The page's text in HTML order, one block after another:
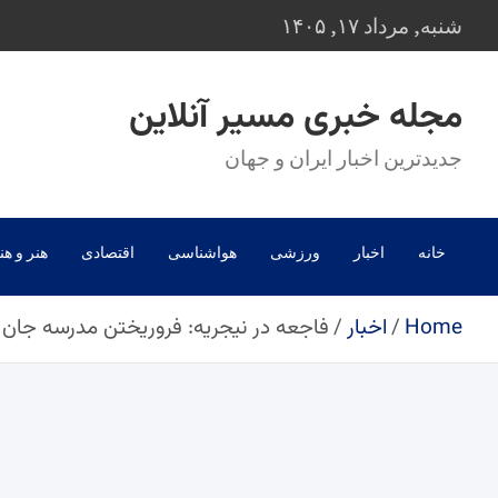
to
شنبه, مرداد ۱۷, ۱۴۰۵
مجله خبری مسیر آنلاین
جدیدترین اخبار ایران و جهان
خانه اخبار ورزشی هواشناسی اقتصادی هنر و
Home اخبار فاجعه در نیجریه: فروریختن مدرسه جان 22 دانش‌آموز را گرفت